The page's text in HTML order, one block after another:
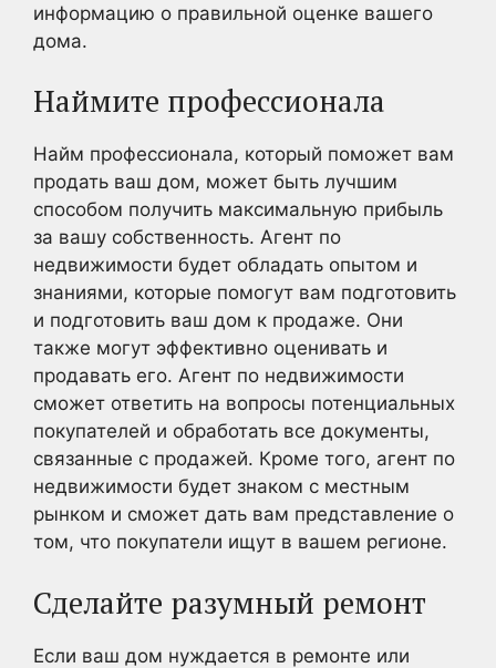
информацию о правильной оценке вашего
дома.
Наймите профессионала
Найм профессионала, который поможет вам
продать ваш дом, может быть лучшим
способом получить максимальную прибыль
за вашу собственность. Агент по
недвижимости будет обладать опытом и
знаниями, которые помогут вам подготовить
и подготовить ваш дом к продаже. Они
также могут эффективно оценивать и
продавать его. Агент по недвижимости
сможет ответить на вопросы потенциальных
покупателей и обработать все документы,
связанные с продажей. Кроме того, агент по
недвижимости будет знаком с местным
рынком и сможет дать вам представление о
том, что покупатели ищут в вашем регионе.
Сделайте разумный ремонт
Если ваш дом нуждается в ремонте или